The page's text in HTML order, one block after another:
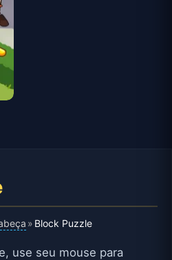
» Block Puzzle
use seu mouse para